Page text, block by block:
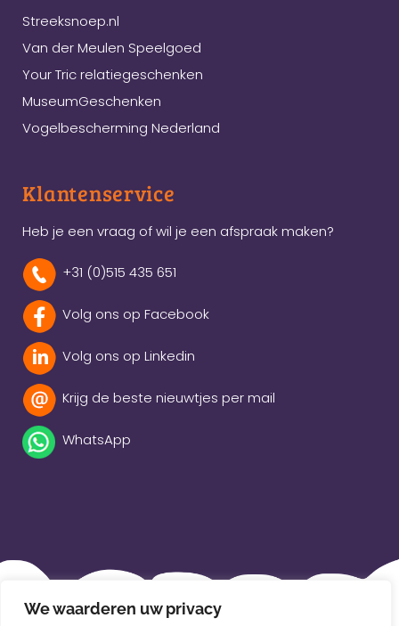
We waarderen uw privacy
Streeksnoep.nl
Van der Meulen Speelgoed
Your Tric relatiegeschenken
MuseumGeschenken
Vogelbescherming Nederland
Klantenservice
Heb je een vraag of wil je een afspraak maken?
+31 (0)515 435 651
Volg ons op Facebook
Volg ons op Linkedin
Krijg de beste nieuwtjes per mail
WhatsApp
Beleidsverklaring